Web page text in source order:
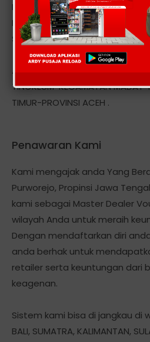
Layanan kami meliputi seluruh
Mentari, Indosat IM3, Simpati,
Smart, Axis, Three StarOne,
Alamat kantor kami berlokasi Di:
TINGKEUM-KECAMATAN MADAT-
TIMUR-PROVINSI ACEH .
Penawaran Kami
Kami mengajak anda Yang
Purworejo, Propinsi Jawa
kami sebagai Master Dealer
wilayah Anda untuk meraih
Dengan mendaftarkan diri
anda berhak untuk
retailer serta keuntungan dari
keagenan.
Sistem kami bisa di jangkau di
BALI, SUMATRA, KALIMANTAN,